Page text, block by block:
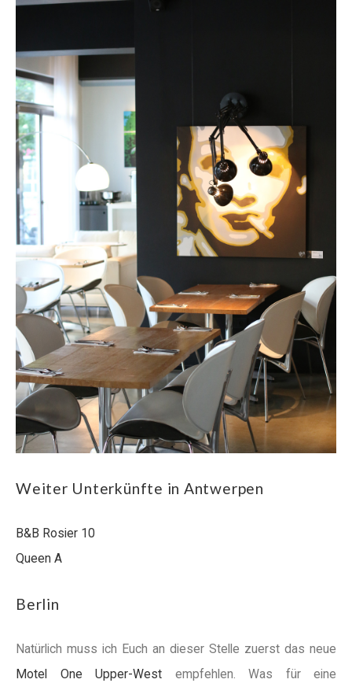
Weiter Unterkünfte in Antwerpen
B&B Rosier 10
Queen A
Berlin
Natürlich muss ich Euch an dieser Stelle zuerst das neue
Motel One Upper-West empfehlen. Was für eine